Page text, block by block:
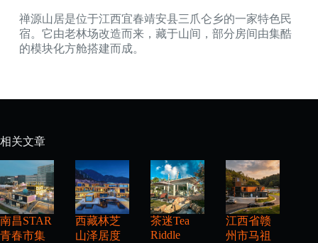
禅源山居是位于江西宜春靖安县三爪仑乡的一家特色民
宿。它由老林场改造而来，藏于山间，部分房间由集酷
的模块化方舱搭建而成。
相关文章
南昌STAR
青春市集
西藏林芝
山泽居度
茶迷Tea
Riddle
江西省赣
州市马祖